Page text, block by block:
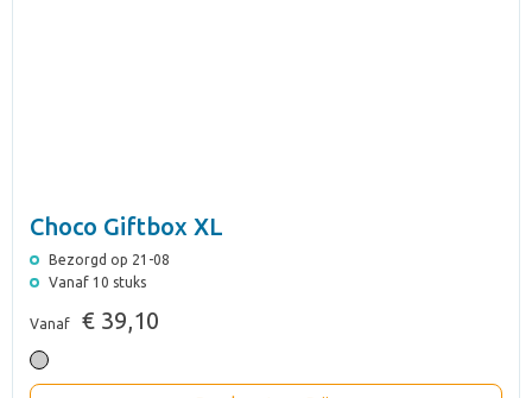
Choco Giftbox XL
Bezorgd op 21-08
Vanaf 10 stuks
Vanaf € 39,10